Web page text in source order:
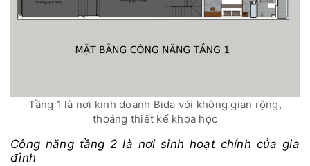
Tầng 1 là nơi kinh doanh Bida với không gian rộng,
thoáng thiết kế khoa học
Công năng tầng 2 là nơi sinh hoạt chính của gia
đình